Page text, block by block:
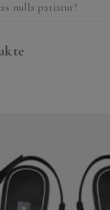
nulla pariatur?